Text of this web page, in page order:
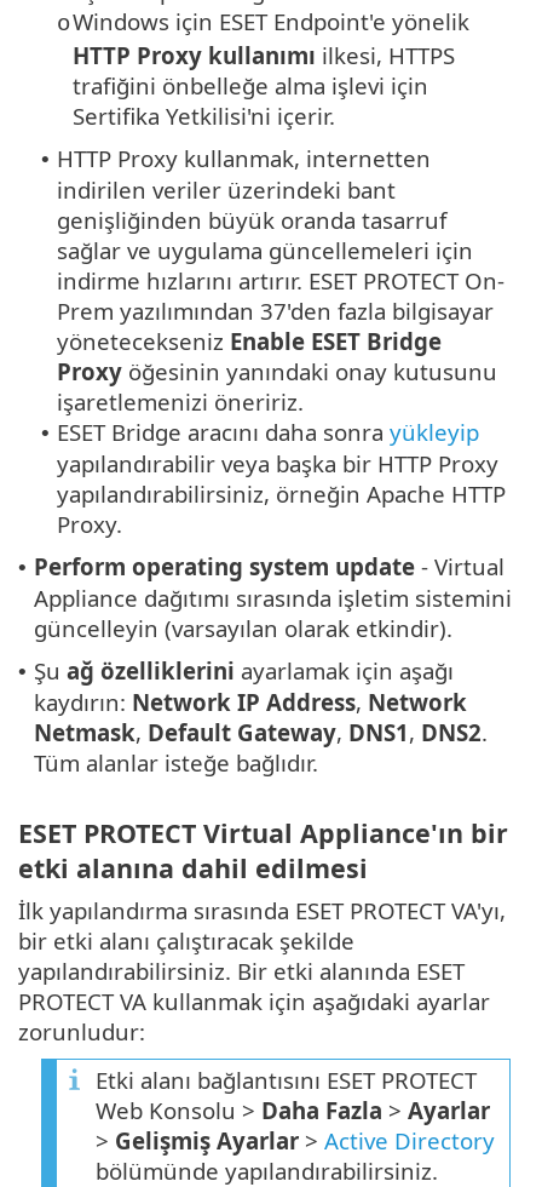
oWindows için ESET Endpoint'e yönelik
HTTP Proxy kullanımı ilkesi, HTTPS
trafiğini önbelleğe alma işlevi için
Sertifika Yetkilisi'ni içerir.
• HTTP Proxy kullanmak, internetten
indirilen veriler üzerindeki bant
genişliğinden büyük oranda tasarruf
sağlar ve uygulama güncellemeleri için
indirme hızlarını artırır. ESET PROTECT On-
Prem yazılımından 37'den fazla bilgisayar
yönetecekseniz Enable ESET Bridge
Proxy öğesinin yanındaki onay kutusunu
işaretlemenizi öneririz.
• ESET Bridge aracını daha sonra yükleyip
yapılandırabilir veya başka bir HTTP Proxy
yapılandırabilirsiniz, örneğin Apache HTTP
Proxy.
• Perform operating system update - Virtual
Appliance dağıtımı sırasında işletim sistemini
güncelleyin (varsayılan olarak etkindir).
• Şu ağ özelliklerini ayarlamak için aşağı
kaydırın: Network IP Address, Network
Netmask, Default Gateway, DNS1, DNS2.
Tüm alanlar isteğe bağlıdır.
ESET PROTECT Virtual Appliance'ın bir
etki alanına dahil edilmesi
İlk yapılandırma sırasında ESET PROTECT VA'yı,
bir etki alanı çalıştıracak şekilde
yapılandırabilirsiniz. Bir etki alanında ESET
PROTECT VA kullanmak için aşağıdaki ayarlar
zorunludur:
Etki alanı bağlantısını ESET PROTECT
Web Konsolu > Daha Fazla > Ayarlar
> Gelişmiş Ayarlar > Active Directory
bölümünde yapılandırabilirsiniz.